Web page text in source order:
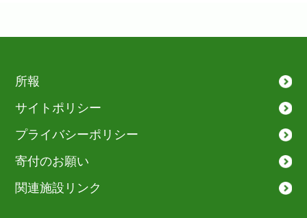
所報
サイトポリシー
プライバシーポリシー
寄付のお願い
関連施設リンク